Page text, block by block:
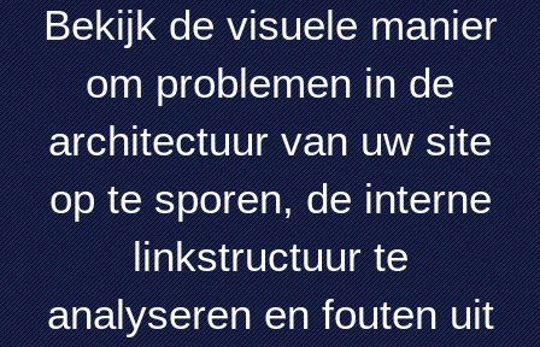
Bekijk de visuele manier
om problemen in de
architectuur van uw site
op te sporen, de interne
linkstructuur te
analyseren en fouten uit